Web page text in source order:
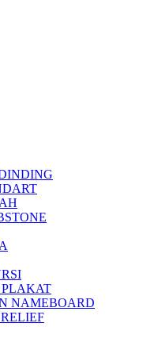
NAMEBOARD